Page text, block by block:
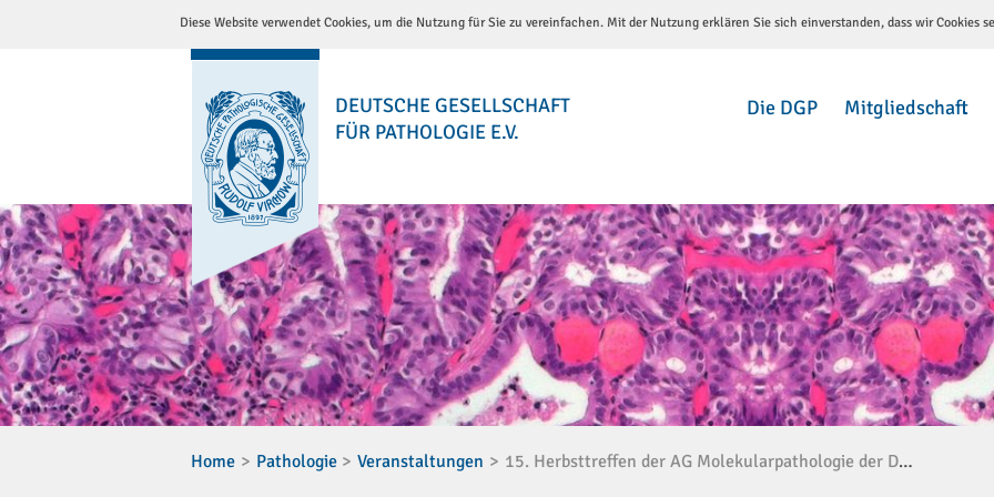
Diese Website verwendet Cookies, um die Nutzung für Sie zu vereinfachen. Mit der Nutzung erklären Sie sich einverstanden, dass wir Cookies
DEUTSCHE GESELLSCHAFT
FÜR PATHOLOGIE E.V.
Die DGP Mitgliedschaft
Home Pathologie Veranstaltungen 15. Herbsttreffen der AG Molekularpathologie der DGP